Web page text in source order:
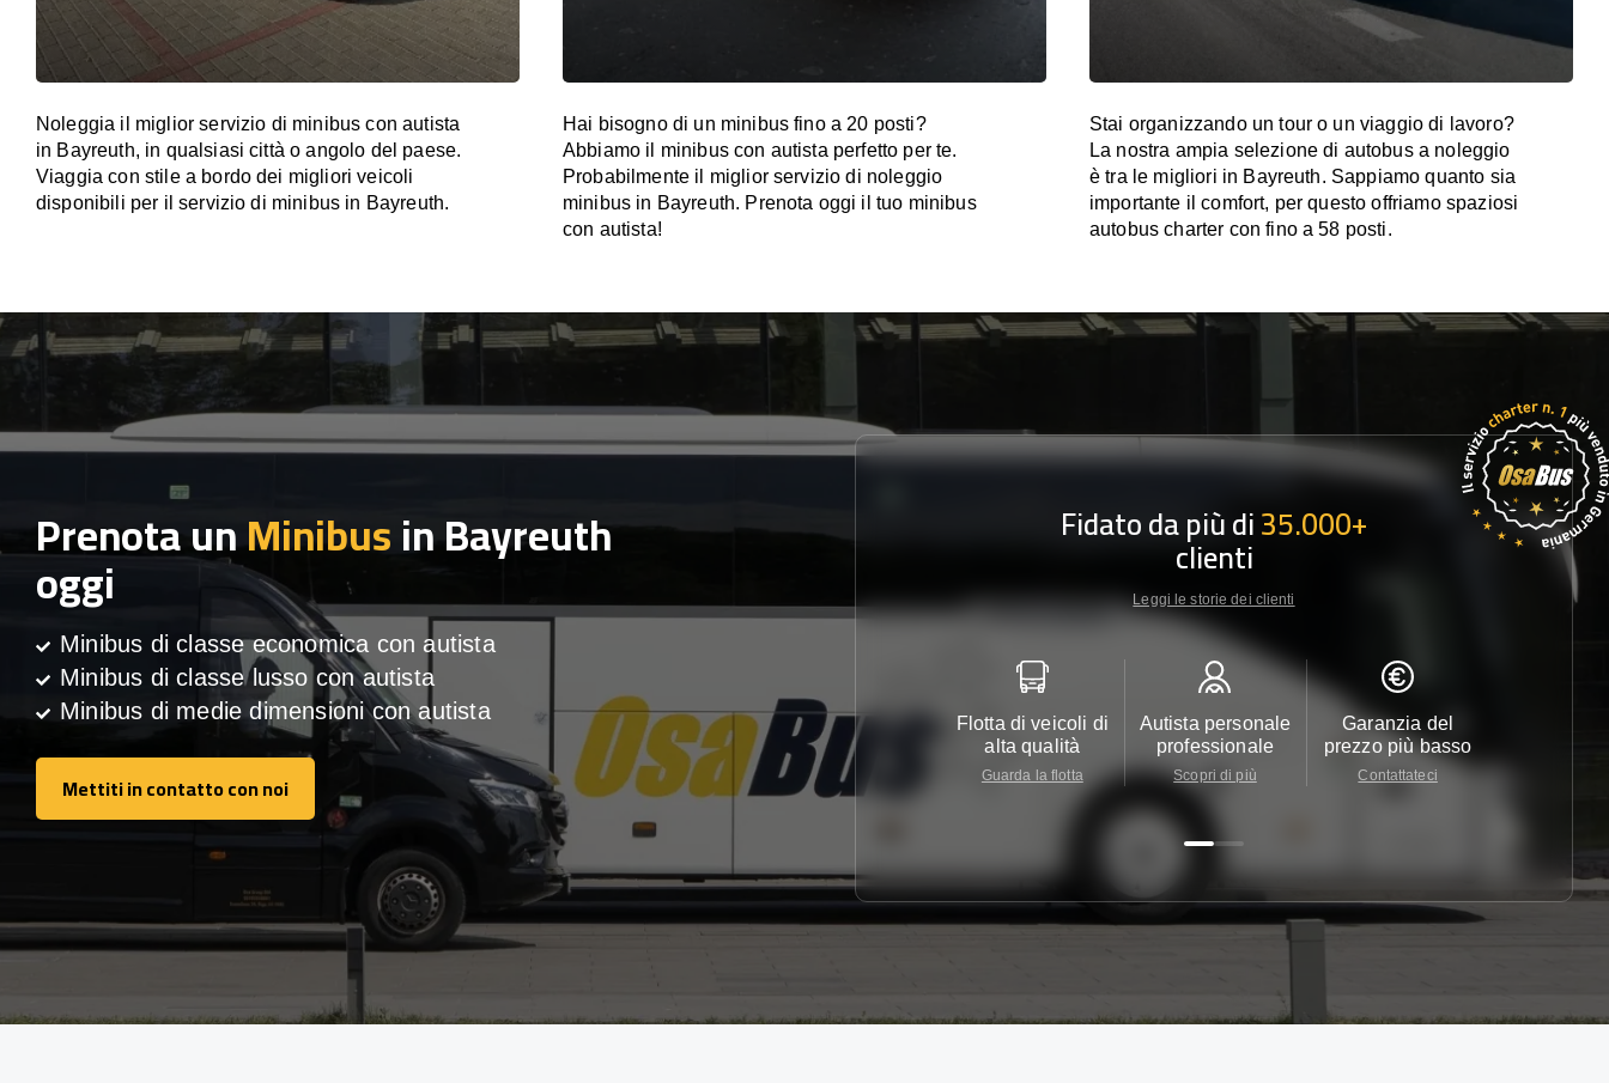
Noleggia il miglior servizio di minibus con autista
in Bayreuth, in qualsiasi città o angolo del paese.
Viaggia con stile a bordo dei migliori veicoli
disponibili per il servizio di minibus in Bayreuth.
Hai bisogno di un minibus fino a 20 posti?
Abbiamo il minibus con autista perfetto per te.
Probabilmente il miglior servizio di noleggio
minibus in Bayreuth. Prenota oggi il tuo minibus
con autista!
Stai organizzando un tour o un viaggio di lavoro?
La nostra ampia selezione di autobus a noleggio
è tra le migliori in Bayreuth. Sappiamo quanto sia
importante il comfort, per questo offriamo spaziosi
autobus charter con fino a 58 posti.
Prenota unMinibusin Bayreuth
oggi
Minibus di classe economica con autista
Minibus di classe lusso con autista
Minibus di medie dimensioni con autista
Mettiti in contatto con noi
Mettiti in contatto con noi
Fidato da più di35.000+
clienti
Leggi le storie dei clienti
Flotta di veicoli di
alta qualità
Guarda la flotta
Autista personale
professionale
Scopri di più
Garanzia del
prezzo più basso
Contattateci